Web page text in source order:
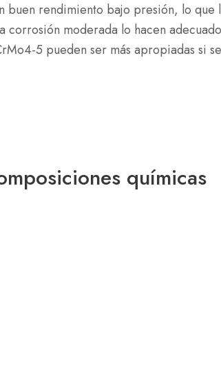
buen rendimiento bajo presión, lo
corrosión moderada lo hacen
5 pueden ser más apropiadas si
químicas